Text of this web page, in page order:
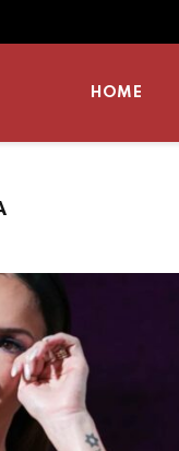
HOME